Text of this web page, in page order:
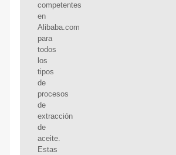
competentes
en
Alibaba.com
para
todos
los
tipos
de
procesos
de
extracción
de
aceite.
Estas